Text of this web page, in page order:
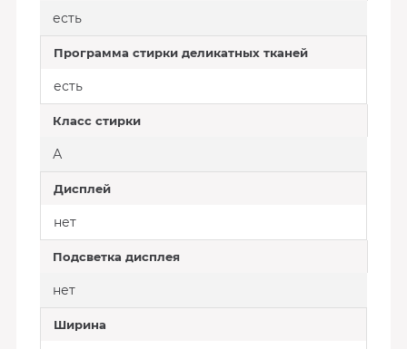
есть
Программа стирки деликатных тканей
есть
Класс стирки
А
Дисплей
нет
Подсветка дисплея
нет
Ширина